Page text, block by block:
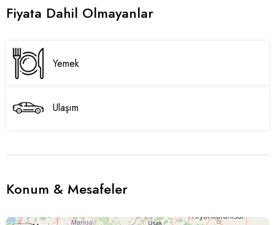
Fiyata Dahil Olmayanlar
Yemek
Ulaşım
Konum & Mesafeler